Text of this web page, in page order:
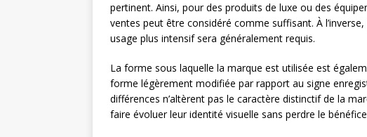
pertinent. Ainsi, pour des produits de luxe ou des
ventes peut être considéré comme suffisant. À
usage plus intensif sera généralement requis.
La forme sous laquelle la marque est utilisée est
forme légèrement modifiée par rapport au signe
différences n’altèrent pas le caractère distinctif de la
faire évoluer leur identité visuelle sans perdre le